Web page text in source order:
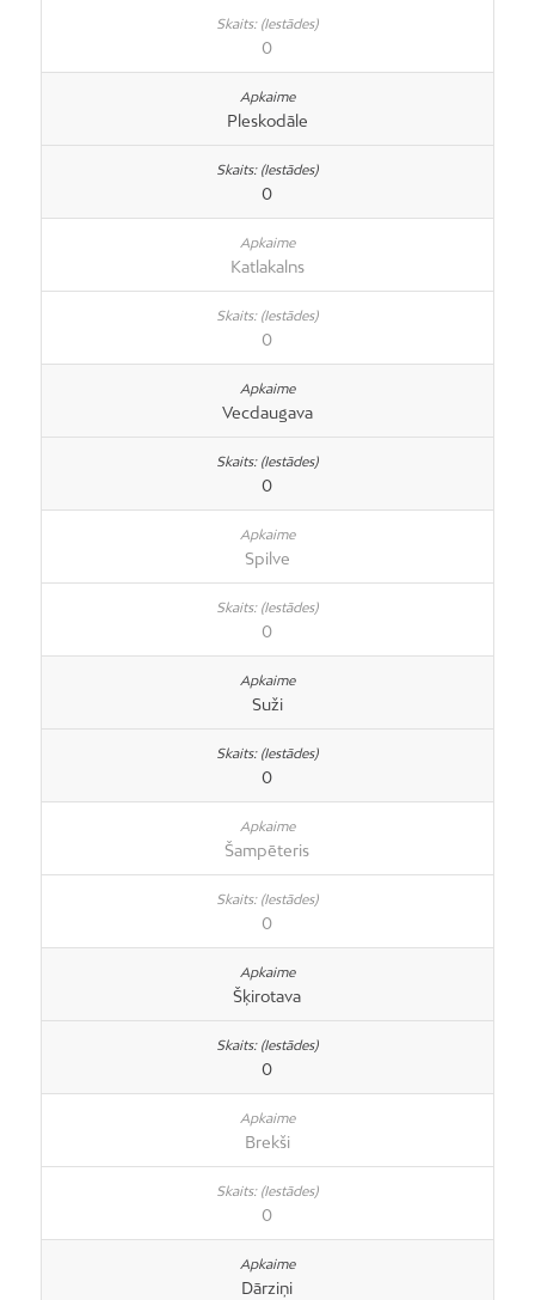
0
Pleskodāle
0
Katlakalns
0
Vecdaugava
0
Spilve
0
Suži
0
Šampēteris
0
Šķirotava
0
Brekši
0
Dārziņi